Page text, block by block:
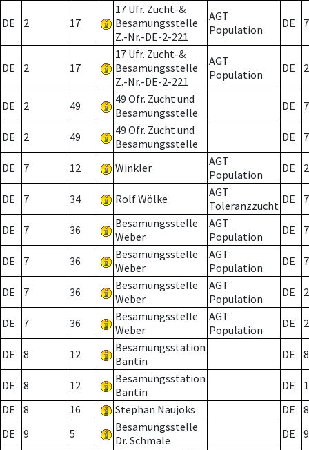
DE 2 17
17 Ufr. Zucht-&
Besamungsstelle
Z.-Nr.-DE-2-221
AGT
Population
DE 7
DE 2 17
17 Ufr. Zucht-&
Besamungsstelle
Z.-Nr.-DE-2-221
AGT
Population
DE 2
DE 2 49
49 Ofr. Zucht und
Besamungsstelle
DE 7
DE 2 49
49 Ofr. Zucht und
Besamungsstelle
DE 7
DE 7 12 Winkler
AGT
Population
DE 2
DE 7 34 Rolf Wölke
AGT
Toleranzzucht DE 7
DE 7 36
Besamungsstelle
Weber
AGT
Population
DE 7
DE 7 36
Besamungsstelle
Weber
AGT
Population
DE 7
DE 7 36
Besamungsstelle
Weber
AGT
Population
DE 2
DE 7 36
Besamungsstelle
Weber
AGT
Population
DE 2
DE 8 12
Besamungsstation
Bantin
DE 8
DE 8 12
Besamungsstation
Bantin
DE
DE
8 16 Stephan Naujoks DE
8
DE
9 5
Besamungsstelle
Dr. Schmale
DE 9